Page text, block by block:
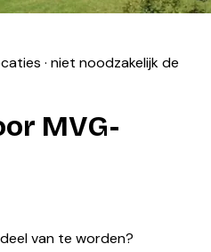
· niet noodzakelijk de
MVG-
van te worden?